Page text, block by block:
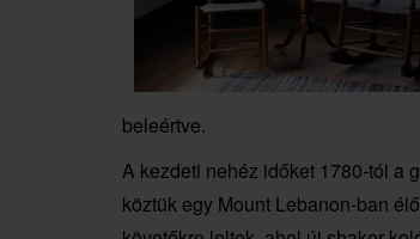
beleértve.
A kezdeti nehéz időket 1780-tól a
köztük egy Mount Lebanon-ban